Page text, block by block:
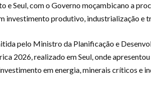
e Seul, com o Governo moçambicano a
investimento produtivo, industrialização e
pelo Ministro da Planificação e
2026, realizado em Seul, onde
em energia, minerais críticos e